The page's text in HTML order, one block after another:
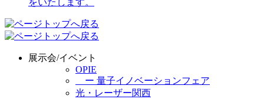
展示会/イベント
OPIE
ー 量子イノベーションフェア
光・レーザー関西